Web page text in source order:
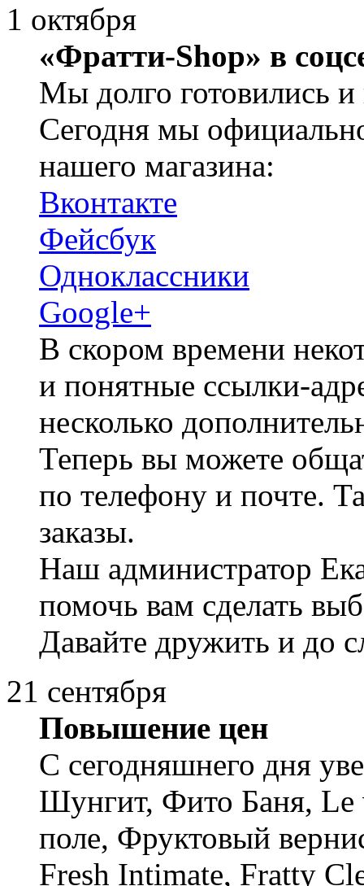
1 октября
«Фратти-Shop» в
Мы долго готовились
Сегодня мы
нашего магазина:
Вконтакте
Фейсбук
Одноклассники
Google+
В скором времени
и понятные ссылки-
несколько
Теперь вы можете
по телефону и почте.
заказы.
Наш администратор
помочь вам сделать
Давайте дружить и до
21 сентября
Повышение цен
С сегодняшнего дня
Шунгит, Фито Баня, Le
поле, Фруктовый
Fresh Intimate, Fratty